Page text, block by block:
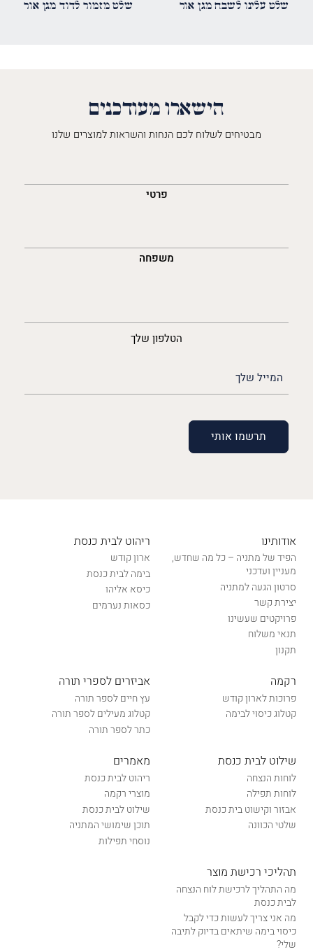
שלט עלינו לשבח מגן אור שלט מזמור לדוד מגן אור
הישארו מעודכנים
מבטיחים לשלוח לכם הנחות והשראות למוצרים שלנו
פרטי
משפחה
הטלפון שלך
(חובה)
אודותינו
הפיד של מתניה – כל מה שחדש,
מעניין ועדכני
סרטון הגעה למתניה
יצירת קשר
פרויקטים שעשינו
תנאי משלוח
תקנון
ריהוט לבית כנסת
ארון קודש
בימה לבית כנסת
כיסא אליהו
כסאות נערמים
רקמה
פרוכות לארון קודש
קטלוג כיסוי לבימה
אביזרים לספרי תורה
עץ חיים לספר תורה
קטלוג מעילים לספר תורה
כתר לספר תורה
שילוט לבית כנסת
לוחות הנצחה
לוחות תפילה
אבזור וקישוט בית כנסת
שלטי הכוונה
מאמרים
ריהוט לבית כנסת
מוצרי רקמה
שילוט לבית כנסת
תוכן שימושי המתניה
נוסחי תפילות
תהליכי רכישת מוצר
מה התהליך לרכישת לוח הנצחה
לבית כנסת
מה אני צריך לעשות כדי לקבל
כיסוי בימה שיתאים בדיוק לתיבה
שלי?